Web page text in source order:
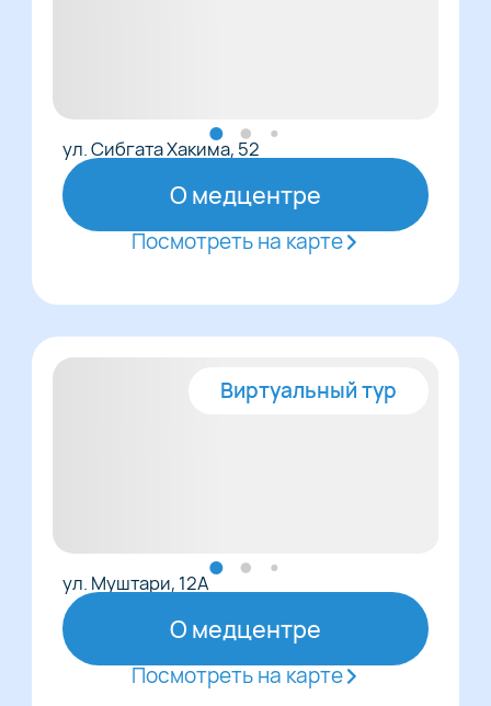
ул. Сибгата Хакима, 52
О медцентре
Посмотреть на карте
Виртуальный тур
ул. Муштари, 12А
О медцентре
Посмотреть на карте